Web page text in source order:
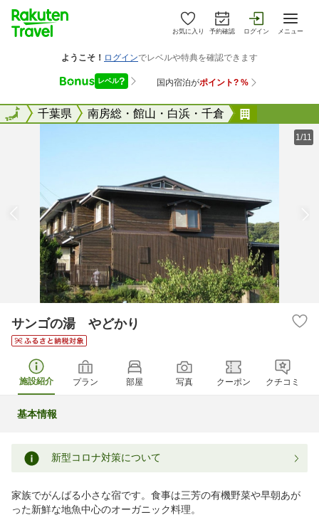
お気に入り 予約確認 ログイン メニュー
全国千葉県 南房総・館山・白浜・千倉
全国
1/11
サンゴの湯 やどかり
施設紹介 プラン 部屋 写真 クーポン クチコミ
基本情報
新型コロナ対策について
家族でがんばる小さな宿です。食事は三芳の有機野菜や早朝あが
った新鮮な地魚中心のオーガニック料理。